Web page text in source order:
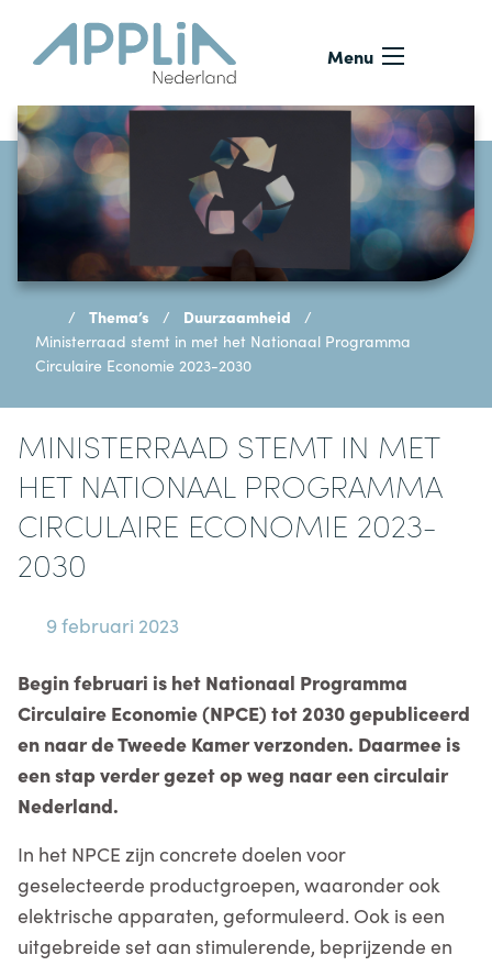
Ga naar de inhoud
Menu
Thema’s
Duurzaamheid
Ministerraad stemt in met het Nationaal Programma
Circulaire Economie 2023-2030
MINISTERRAAD STEMT IN MET
HET NATIONAAL PROGRAMMA
CIRCULAIRE ECONOMIE 2023-
2030
9 februari 2023
Begin februari is het Nationaal Programma
Circulaire Economie (NPCE) tot 2030 gepubliceerd
en naar de Tweede Kamer verzonden. Daarmee is
een stap verder gezet op weg naar een circulair
Nederland.
In het NPCE zijn concrete doelen voor
geselecteerde productgroepen, waaronder ook
elektrische apparaten, geformuleerd. Ook is een
uitgebreide set aan stimulerende, beprijzende en